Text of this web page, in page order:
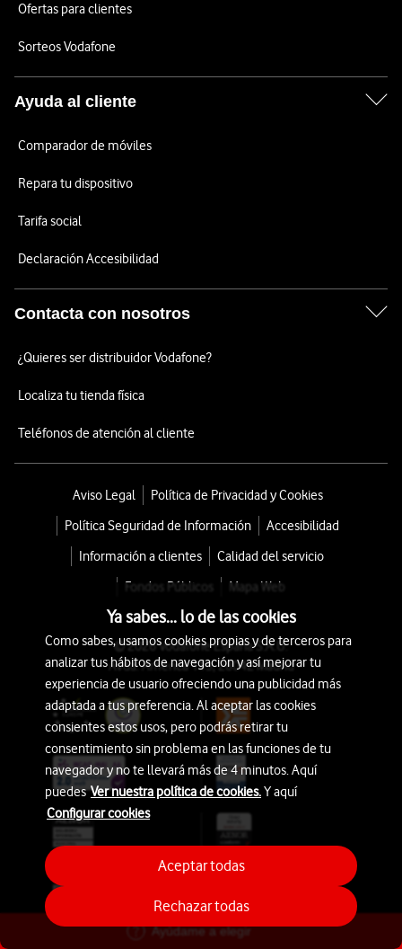
Ayúdame a elegir
Ofertas para clientes
Sorteos Vodafone
Ayuda al cliente
Comparador de móviles
Repara tu dispositivo
Tarifa social
Declaración Accesibilidad
Contacta con nosotros
¿Quieres ser distribuidor Vodafone?
Localiza tu tienda física
Teléfonos de atención al cliente
Aviso Legal
Política de Privacidad y Cookies
Política Seguridad de Información
Accesibilidad
Información a clientes
Calidad del servicio
Fondos Públicos
Mapa Web
© 2026 Vodafone España S.A.U.
Avda. América 115, 28042 Madrid
Ya sabes... lo de las cookies
Como sabes, usamos cookies propias y de terceros para
analizar tus hábitos de navegación y así mejorar tu
experiencia de usuario ofreciendo una publicidad más
adaptada a tus preferencia. Al aceptar las cookies
consientes estos usos, pero podrás retirar tu
consentimiento sin problema en las funciones de tu
navegador y no te llevará más de 4 minutos. Aquí
puedesVer nuestra política de cookies.Y aquí
Configurar cookies
Rechazar todas
Aceptar todas